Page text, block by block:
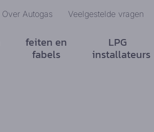
Over Autogas Veelgestelde vragen
feiten en
fabels
LPG
installateurs